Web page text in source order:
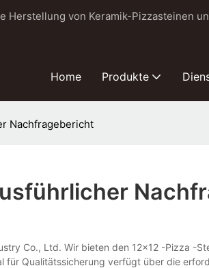
Herstellung von Keramik-Pizzasteinen
Home Produkte
Nachfragebericht
Co., Ltd. Wir bieten den 12x12 -Pizza
für Qualitätssicherung verfügt über die